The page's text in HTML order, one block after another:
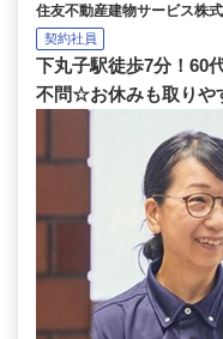
住友不動産建物サービス株
契約社員
下丸子駅徒歩7分！60
不問☆お休みも取りや